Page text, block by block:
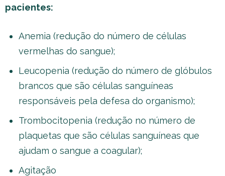
pacientes:
Anemia (redução do número de células
vermelhas do sangue);
Leucopenia (redução do número de glóbulos
brancos que são células sanguíneas
responsáveis pela defesa do organismo);
Trombocitopenia (redução no número de
plaquetas que são células sanguíneas que
ajudam o sangue a coagular);
Agitação